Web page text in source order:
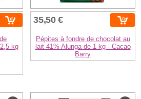
kg
35,50 €
Pépites à fondre de chocolat au
lait 41% Alunga de 1 kg - Cacao
Barry